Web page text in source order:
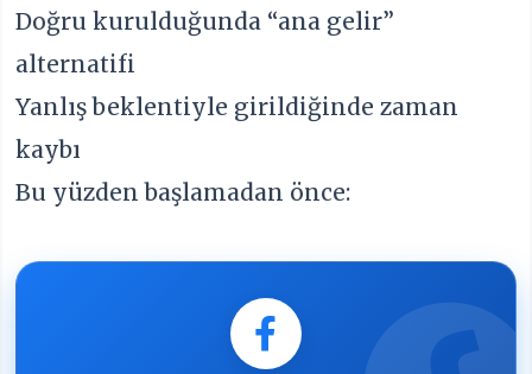
Doğru kurulduğunda “ana gelir”
alternatifi
Yanlış beklentiyle girildiğinde zaman
kaybı
Bu yüzden başlamadan önce: